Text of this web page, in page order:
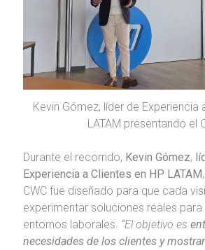
Kevin Gómez, líder de Experiencia
LATAM presentando el
Durante el recorrido, Kevin Gómez,
Experiencia a Clientes en HP LATAM
CWC fue diseñado para que cada
experimentar soluciones reales
entornos laborales. “El objetivo es
necesidades de los clientes y